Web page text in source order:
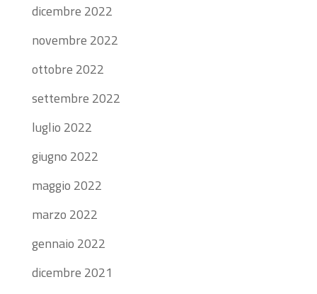
dicembre 2022
novembre 2022
ottobre 2022
settembre 2022
luglio 2022
giugno 2022
maggio 2022
marzo 2022
gennaio 2022
dicembre 2021